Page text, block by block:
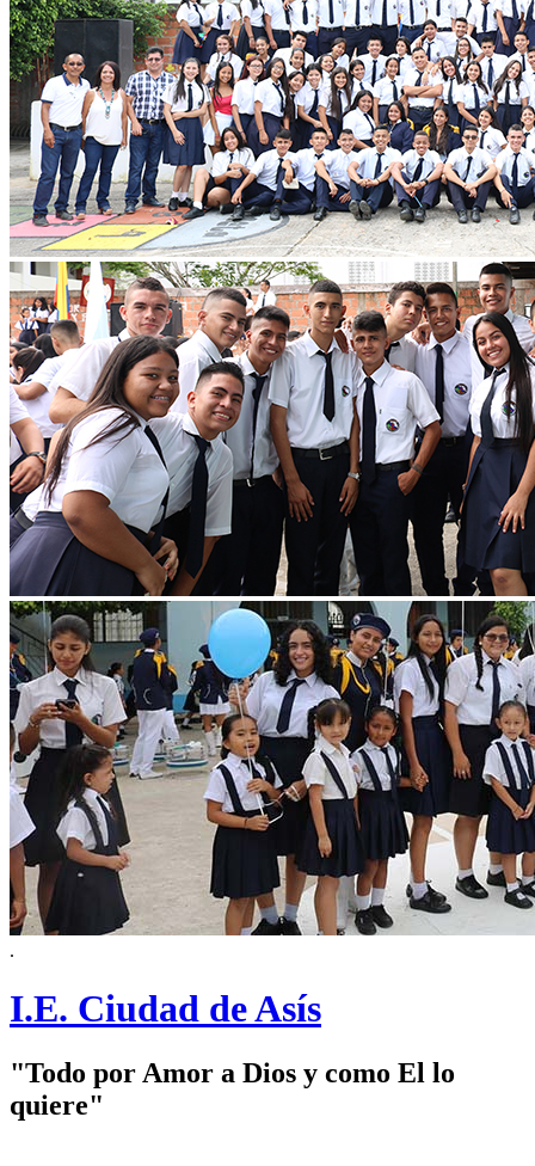
.
I.E. Ciudad de Asís
"Todo por Amor a Dios y como El lo
quiere"